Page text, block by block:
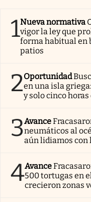
1Nueva normativa
vigor la ley que
forma habitual en
patios
2Oportunidad
en una isla
y solo cinco
3Avance
neumáticos al
aún lidiamos con
4Avance
500 tortugas en
crecieron zonas